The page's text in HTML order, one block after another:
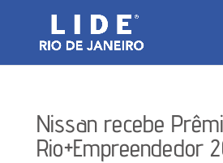
Nissan recebe
Rio+Empreendedor